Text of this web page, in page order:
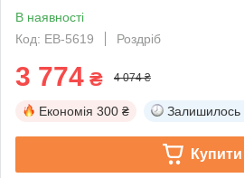
В наявності
Код: EB-5619
Роздріб
3 774 ₴ 4 074 ₴
Економія 300 ₴ Залишилось
Купити